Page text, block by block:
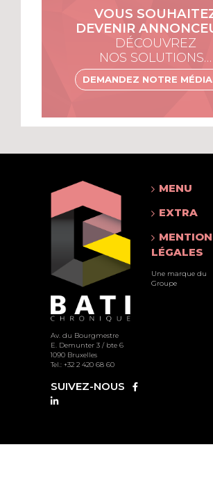
VOUS
DEVENIR
DÉCOUVREZ
NOS SOLUTIONS…
DEMANDEZ NOTRE
Av. du Bourgmestre
E. Demunter 3 / bte 6
1090 Bruxelles
Tel.: +32 2 420 68 60
SUIVEZ-NOUS
MENU
EXTRA
LÉGALES
Une marque du
Groupe